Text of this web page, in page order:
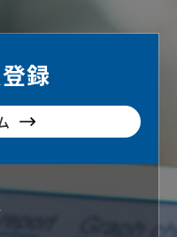
録